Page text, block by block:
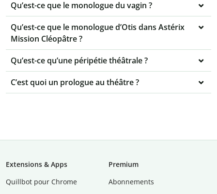
Qu’est-ce que le monologue du vagin ?
Qu’est-ce que le monologue d’Otis dans Astérix
Mission Cléopâtre ?
Qu’est-ce qu’une péripétie théâtrale ?
C’est quoi un prologue au théâtre ?
Extensions & Apps
Quillbot pour Chrome
Premium
Abonnements